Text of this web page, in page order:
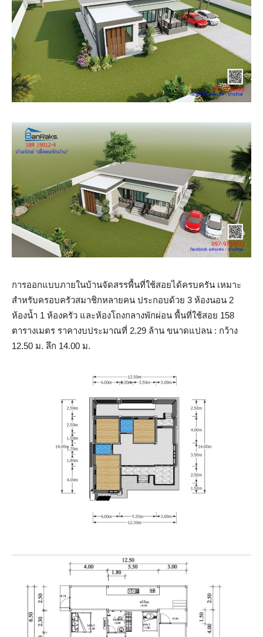
การออกแบบภายในบ้านจัดสรรพื้นที่ใช้สอยได้ครบครัน เหมาะ
สำหรับครอบครัวสมาชิกหลายคน ประกอบด้วย 3 ห้องนอน 2
ห้องน้ำ 1 ห้องครัว และห้องโถงกลางพักผ่อน พื้นที่ใช้สอย 158
ตารางเมตร ราคางบประมาณที่ 2.29 ล้าน ขนาดแปลน : กว้าง
12.50 ม. ลึก 14.00 ม.